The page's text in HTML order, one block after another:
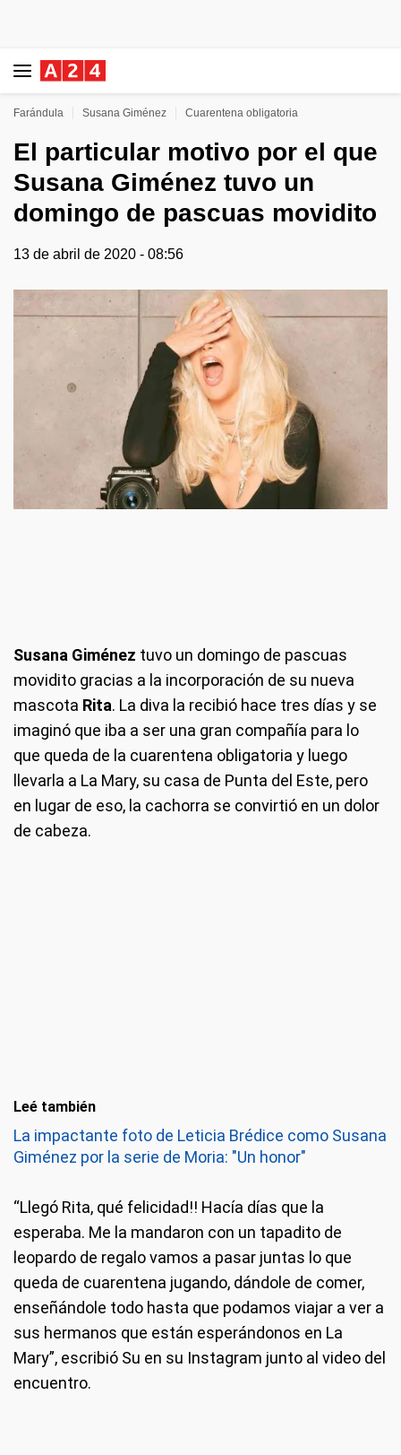
Farándula Susana Giménez Cuarentena obligatoria
El particular motivo por el que
Susana Giménez tuvo un
domingo de pascuas movidito
13 de abril de 2020 - 08:56
Susana Giménez tuvo un domingo de pascuas
movidito gracias a la incorporación de su nueva
mascota Rita. La diva la recibió hace tres días y se
imaginó que iba a ser una gran compañía para lo
que queda de la cuarentena obligatoria y luego
llevarla a La Mary, su casa de Punta del Este, pero
en lugar de eso, la cachorra se convirtió en un dolor
de cabeza.
Leé también
La impactante foto de Leticia Brédice como Susana
Giménez por la serie de Moria: "Un honor"
“Llegó Rita, qué felicidad!! Hacía días que la
esperaba. Me la mandaron con un tapadito de
leopardo de regalo vamos a pasar juntas lo que
queda de cuarentena jugando, dándole de comer,
enseñándole todo hasta que podamos viajar a ver a
sus hermanos que están esperándonos en La
Mary”, escribió Su en su Instagram junto al video del
encuentro.